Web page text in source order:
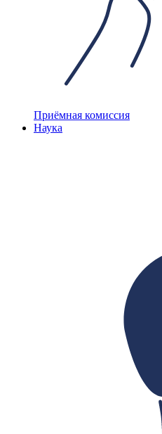
Приёмная комиссия
Наука